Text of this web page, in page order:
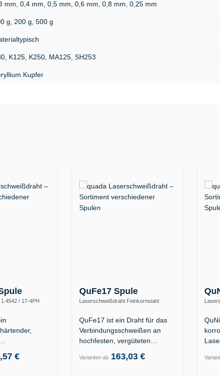
mm, 0,4 mm, 0,5 mm, 0,6 mm, 0,8 mm, 0,25 mm
g, 200 g, 500 g
K125, K250, MA125, SH253
Kupfer
/ 17-4PH
€
QuFe17 Spule
Laserschweißdraht Feinkornstahl
QuFe17 ist ein Draht für das
Verbindungsschweißen an
hochfesten, vergüteten…
Varianten ab163,03 €